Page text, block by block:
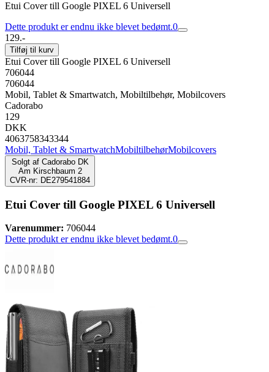
Etui Cover till Google PIXEL 6 Universell
Dette produkt er endnu ikke blevet bedømt.0
129.-
Tilføj til kurv
Etui Cover till Google PIXEL 6 Universell
706044
706044
Mobil, Tablet & Smartwatch, Mobiltilbehør, Mobilcovers
Cadorabo
129
DKK
4063758343344
Mobil, Tablet & SmartwatchMobiltilbehørMobilcovers
Solgt af Cadorabo DK
Am Kirschbaum 2
CVR-nr: DE279541884
Etui Cover till Google PIXEL 6 Universell
Varenummer: 706044
Dette produkt er endnu ikke blevet bedømt.0